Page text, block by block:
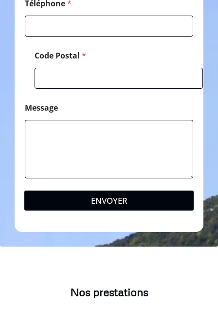
E
i
Téléphone*
Code Postal *
Message
ENVOYER
Nos prestations